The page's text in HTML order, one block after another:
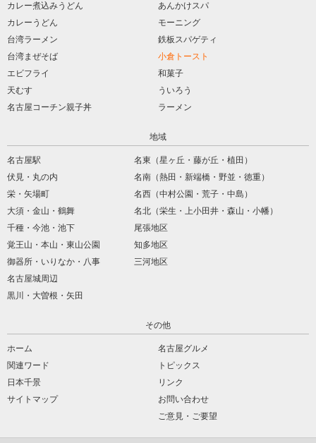
カレー煮込みうどん
カレーうどん
台湾ラーメン
台湾まぜそば
エビフライ
天むす
名古屋コーチン親子丼
あんかけスパ
モーニング
鉄板スパゲティ
小倉トースト
和菓子
ういろう
ラーメン
地域
名古屋駅
伏見・丸の内
栄・矢場町
大須・金山・鶴舞
千種・今池・池下
覚王山・本山・東山公園
御器所・いりなか・八事
名古屋城周辺
黒川・大曽根・矢田
名東（星ヶ丘・藤が丘・植田）
名南（熱田・新端橋・野並・徳重）
名西（中村公園・荒子・中島）
名北（栄生・上小田井・森山・小幡）
尾張地区
知多地区
三河地区
その他
ホーム
名古屋グルメ
関連ワード
トピックス
日本千景
リンク
サイトマップ
お問い合わせ
ご意見・ご要望